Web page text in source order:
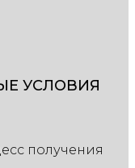
УСЛОВИЯ
получения